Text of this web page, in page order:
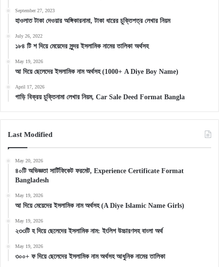
September 27, 2023
হাওলাত টাকা দেওয়ার অঙ্গিকারনামা, টাকা ধারের চুক্তিপত্র লেখার নিয়ম
July 26, 2022
১৮৪ টি শ দিয়ে মেয়েদের সুন্দর ইসলামিক নামের তালিকা অর্থসহ
May 19, 2026
আ দিয়ে ছেলেদের ইসলামিক নাম অর্থসহ (1000+ A Diye Boy Name)
April 17, 2026
গাড়ি বিক্রয় চুক্তিনামা লেখার নিয়ম, Car Sale Deed Format Bangla
Last Modified
May 20, 2026
৪০টি অভিজ্ঞতা সার্টিফিকেট ফরমেট, Experience Certificate Format
Bangladesh
May 19, 2026
আ দিয়ে মেয়েদের ইসলামিক নাম অর্থসহ (A Diye Islamic Name Girls)
May 19, 2026
২৩৩টি হ দিয়ে ছেলেদের ইসলামিক নাম: ইংলিশ উচ্চারণসহ বাংলা অর্থ
May 19, 2026
৩০০+ ফ দিয়ে ছেলেদের ইসলামিক নাম অর্থসহ আধুনিক নামের তালিকা